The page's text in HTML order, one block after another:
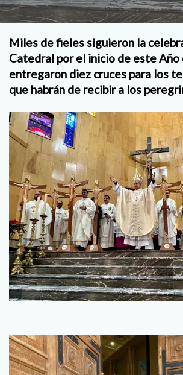
Miles de fieles siguieron la
Catedral por el inicio de este Año
entregaron diez cruces para los
que habrán de recibir a los